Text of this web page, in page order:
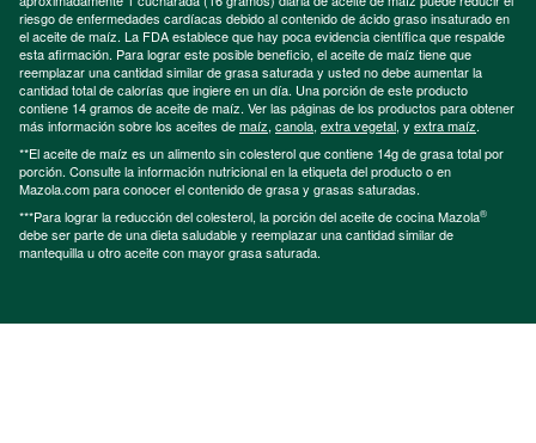
riesgo de enfermedades cardíacas debido al contenido de ácido graso insaturado en
el aceite de maíz. La FDA establece que hay poca evidencia científica que respalde
esta afirmación. Para lograr este posible beneficio, el aceite de maíz tiene que
reemplazar una cantidad similar de grasa saturada y usted no debe aumentar la
cantidad total de calorías que ingiere en un día. Una porción de este producto
contiene 14 gramos de aceite de maíz. Ver las páginas de los productos para obtener
más información sobre los aceites demaíz, canola, extra vegetal, y extra maíz.
**El aceite de maíz es un alimento sin colesterol que contiene 14g de grasa total por
porción. Consulte la información nutricional en la etiqueta del producto o en
Mazola.com para conocer el contenido de grasa y grasas saturadas.
***Para lograr la reducción del colesterol, la porción del aceite de cocina Mazola®
debe ser parte de una dieta saludable y reemplazar una cantidad similar de
mantequilla u otro aceite con mayor grasa saturada.